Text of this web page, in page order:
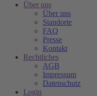
Über uns
Über uns
Standorte
FAQ
Presse
Kontakt
Rechtliches
AGB
Impressum
Datenschutz
Login